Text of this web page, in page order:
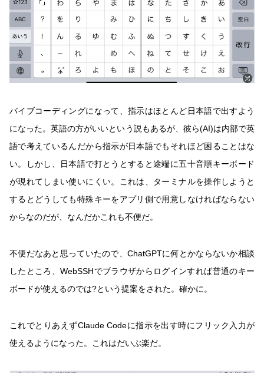
バイブコーディングになって、指示はほとんど日本語で出すよう
になった。英語の方がいいという説もあるが、彼ら(AI)は内部で英
語で考えているんだから指示が日本語でもそれほど困ることはな
い。しかし、日本語で打とうとすると途端に五十音順キーボード
が現れてしまい使いにくい。これは、ターミナルを操作しようと
するとどうしても特殊キーをアプリ側で用意しなければならない
からなのだが、なんだかこれも不便だ。
不便だなあと思っていたので、ChatGPTに何とかならないか相談
したところ、WebSSHでブラウザからログインすれば普通のキー
ボードが使えるのでは?という提案をされた。確かに。
これでとりあえずClaude Codeに指示を出す時にフリック入力が
使えるようになった。これはだいぶ楽だ。